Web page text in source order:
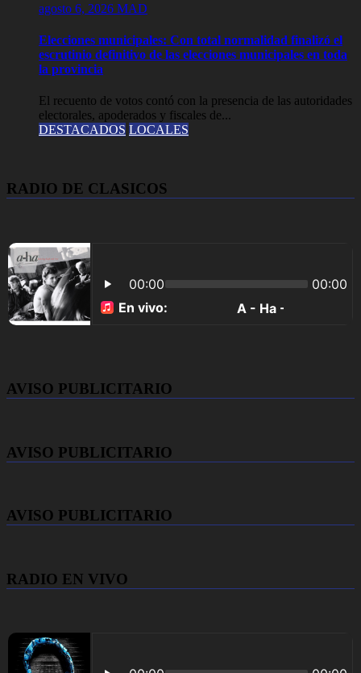
agosto 6, 2026 MAD
Elecciones municipales: Con total normalidad finalizó el
escrutinio definitivo de las elecciones municipales en toda
la provincia
El recuento de votos contó con la presencia de las autoridades
electorales, apoderados y fiscales de...
DESTACADOS LOCALES
RADIO DE CLASICOS
AVISO PUBLICITARIO
AVISO PUBLICITARIO
AVISO PUBLICITARIO
RADIO EN VIVO